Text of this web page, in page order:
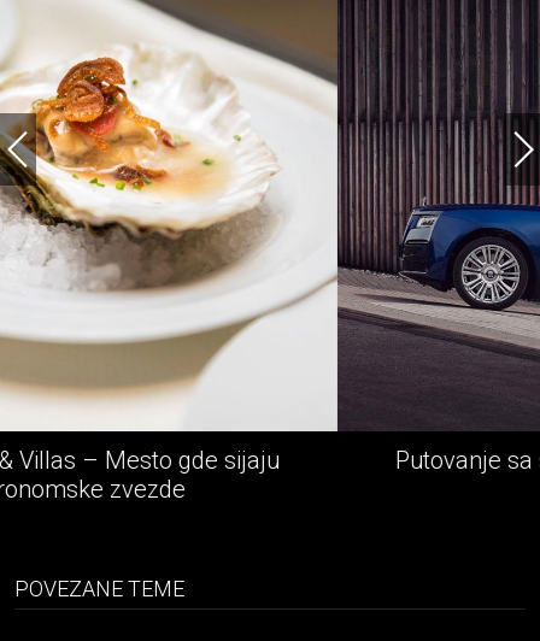
sijaju
Putovanje sa stilom - Rolls-
POVEZANE TEME